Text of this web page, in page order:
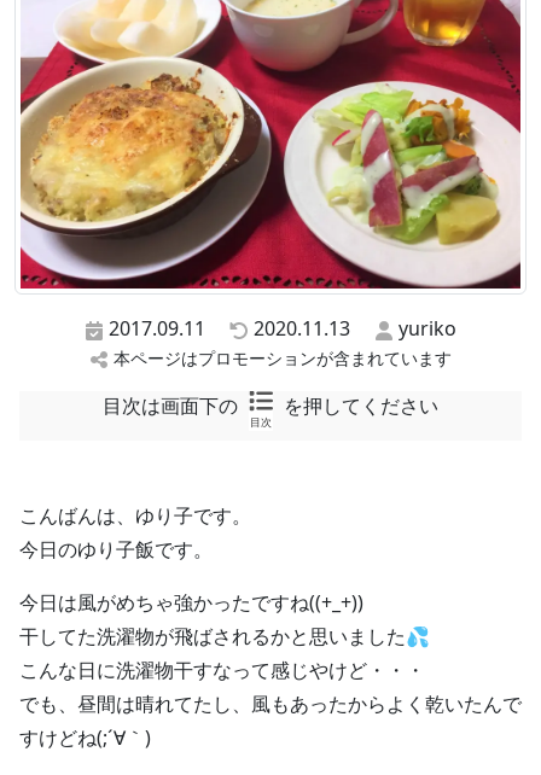
2017.09.11 2020.11.13 yuriko
本ページはプロモーションが含まれています
目次は画面下の
目次
を押してください
こんばんは、ゆり子です。
今日のゆり子飯です。
今日は風がめちゃ強かったですね((+_+))
干してた洗濯物が飛ばされるかと思いました💦
こんな日に洗濯物干すなって感じやけど・・・
でも、昼間は晴れてたし、風もあったからよく乾いたんで
すけどね(;´∀｀)